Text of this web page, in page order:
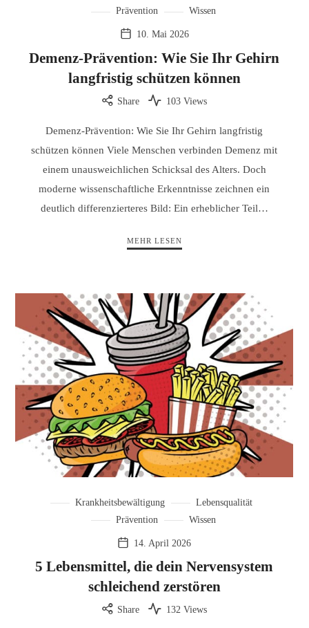
Prävention
Wissen
10. Mai 2026
Demenz-Prävention: Wie Sie Ihr Gehirn
langfristig schützen können
Share 103 Views
Demenz-Prävention: Wie Sie Ihr Gehirn langfristig
schützen können Viele Menschen verbinden Demenz mit
einem unausweichlichen Schicksal des Alters. Doch
moderne wissenschaftliche Erkenntnisse zeichnen ein
deutlich differenzierteres Bild: Ein erheblicher Teil…
MEHR LESEN
Krankheitsbewältigung
Lebensqualität
Prävention
Wissen
14. April 2026
5 Lebensmittel, die dein Nervensystem
schleichend zerstören
Share 132 Views